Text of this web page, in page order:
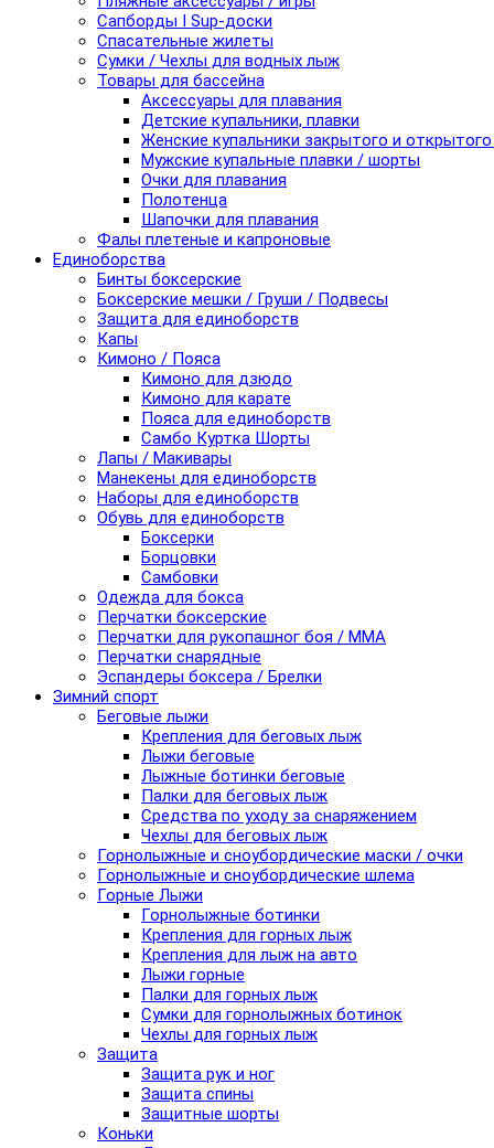
Сапборды I Sup-доски
Спасательные жилеты
Сумки / Чехлы для водных лыж
Товары для бассейна
Аксессуары для плавания
Детские купальники, плавки
Женские купальники закрытого и
Мужские купальные плавки / шорты
Очки для плавания
Полотенца
Шапочки для плавания
Фалы плетеные и капроновые
Единоборства
Бинты боксерские
Боксерские мешки / Груши / Подвесы
Защита для единоборств
Капы
Кимоно / Пояса
Кимоно для дзюдо
Кимоно для карате
Пояса для единоборств
Самбо Куртка Шорты
Лапы / Макивары
Манекены для единоборств
Наборы для единоборств
Обувь для единоборств
Боксерки
Борцовки
Самбовки
Одежда для бокса
Перчатки боксерские
Перчатки для рукопашног боя / ММА
Перчатки снарядные
Эспандеры боксера / Брелки
Зимний спорт
Беговые лыжи
Крепления для беговых лыж
Лыжи беговые
Лыжные ботинки беговые
Палки для беговых лыж
Средства по уходу за снаряжением
Чехлы для беговых лыж
Горнолыжные и сноубордические маски / очки
Горнолыжные и сноубордические шлема
Горные Лыжи
Горнолыжные ботинки
Крепления для горных лыж
Крепления для лыж на авто
Лыжи горные
Палки для горных лыж
Сумки для горнолыжных ботинок
Чехлы для горных лыж
Защита
Защита рук и ног
Защита спины
Защитные шорты
Коньки